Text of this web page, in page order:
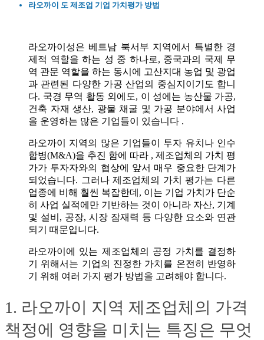
라오까이 도 제조업 기업 가치평가 방법
라오까이성은 베트남 북서부 지역에서 특별한 경
제적 역할을 하는 성 중 하나로, 중국과의 국제 무
역 관문 역할을 하는 동시에 고산지대 농업 및 광업
과 관련된 다양한 가공 산업의 중심지이기도 합니
다. 국경 무역 활동 외에도, 이 성에는 농산물 가공,
건축 자재 생산, 광물 채굴 및 가공 분야에서 사업
을 운영하는 많은 기업들이 있습니다 .
라오까이 지역의 많은 기업들이 투자 유치나 인수
합병(M&A)을 추진 함에 따라 , 제조업체의 가치 평
가가 투자자와의 협상에 앞서 매우 중요한 단계가
되었습니다. 그러나 제조업체의 가치 평가는 다른
업종에 비해 훨씬 복잡한데, 이는 기업 가치가 단순
히 사업 실적에만 기반하는 것이 아니라 자산, 기계
및 설비, 공장, 시장 잠재력 등 다양한 요소와 연관
되기 때문입니다.
라오까이에 있는 제조업체의 공정 가치를 결정하
기 위해서는 기업의 진정한 가치를 온전히 반영하
기 위해 여러 가지 평가 방법을 고려해야 합니다.
1. 라오까이 지역 제조업체의 가격
책정에 영향을 미치는 특징은 무엇